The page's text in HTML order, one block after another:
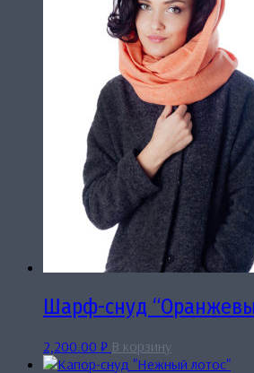
Шарф-снуд
2,200.00 ₽ В корзину